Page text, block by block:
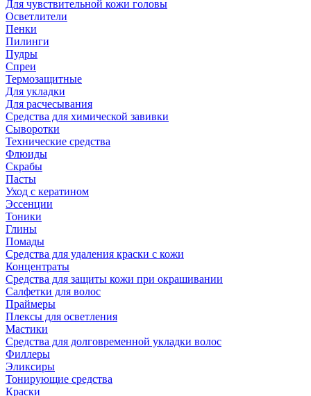
Для чувствительной кожи головы
Осветлители
Пенки
Пилинги
Пудры
Спреи
Термозащитные
Для укладки
Для расчесывания
Средства для химической завивки
Сыворотки
Технические средства
Флюиды
Скрабы
Пасты
Уход с кератином
Эссенции
Тоники
Глины
Помады
Средства для удаления краски с кожи
Концентраты
Средства для защиты кожи при окрашивании
Салфетки для волос
Праймеры
Плексы для осветления
Мастики
Средства для долговременной укладки волос
Филлеры
Эликсиры
Тонирующие средства
Краски